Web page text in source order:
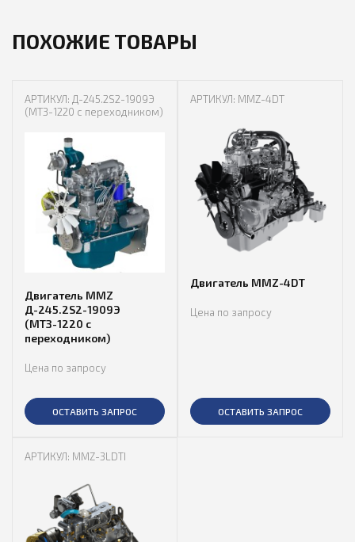
ПОХОЖИЕ ТОВАРЫ
АРТИКУЛ: Д-245.2S2-1909Э
(МТЗ-1220 с переходником)
Двигатель MMZ
Д-245.2S2-1909Э
(МТЗ-1220 с
переходником)
Цена по запросу
ОСТАВИТЬ ЗАПРОС
АРТИКУЛ: MMZ-4DT
Двигатель MMZ-4DT
Цена по запросу
ОСТАВИТЬ ЗАПРОС
АРТИКУЛ: MMZ-3LDTI